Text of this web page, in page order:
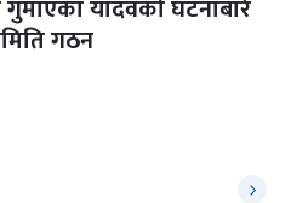
गुमाएका यादवको घटनाबारे
गठन